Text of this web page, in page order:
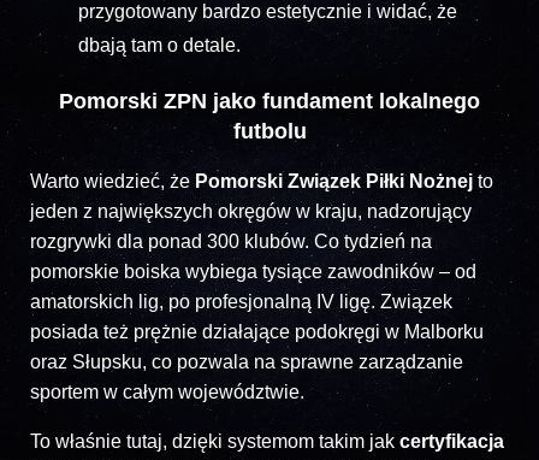
przygotowany bardzo estetycznie i widać, że
dbają tam o detale.
Pomorski ZPN jako fundament lokalnego
futbolu
Warto wiedzieć, że Pomorski Związek Piłki Nożnej to
jeden z największych okręgów w kraju, nadzorujący
rozgrywki dla ponad 300 klubów. Co tydzień na
pomorskie boiska wybiega tysiące zawodników – od
amatorskich lig, po profesjonalną IV ligę. Związek
posiada też prężnie działające podokręgi w Malborku
oraz Słupsku, co pozwala na sprawne zarządzanie
sportem w całym województwie.
To właśnie tutaj, dzięki systemom takim jak certyfikacja